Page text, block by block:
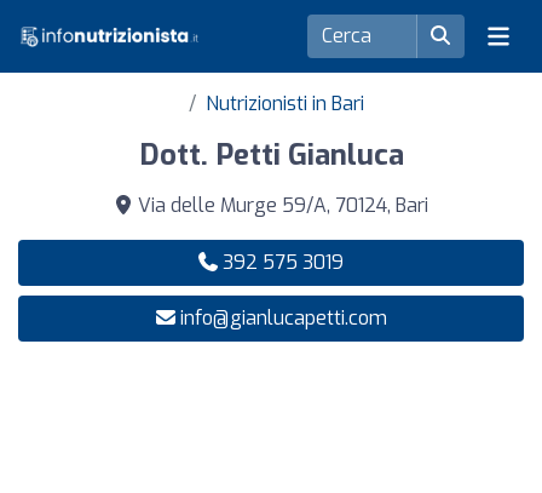
Nutrizionisti in Bari
Dott. Petti Gianluca
Via delle Murge 59/A, 70124, Bari
392 575 3019
info@gianlucapetti.com